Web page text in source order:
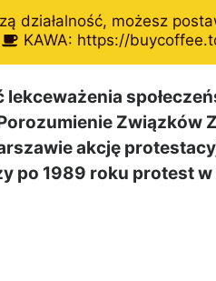
działalność, możesz
KAWA: https://
lekceważenia
Związków
akcję
po 1989 roku protest